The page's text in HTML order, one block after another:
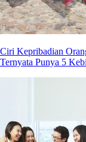
Ciri Kepribadian
Ternyata Punya 5